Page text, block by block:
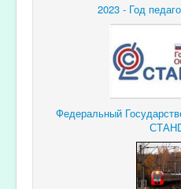
2023 - Год
Федеральный